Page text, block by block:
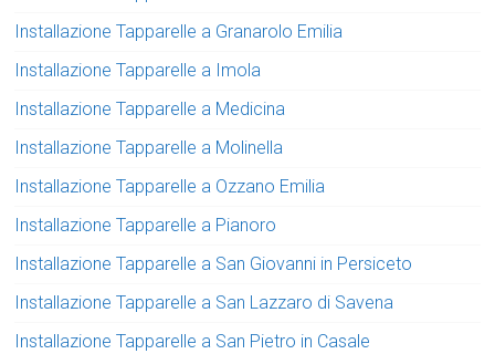
Installazione Tapparelle a Granarolo Emilia
Installazione Tapparelle a Imola
Installazione Tapparelle a Medicina
Installazione Tapparelle a Molinella
Installazione Tapparelle a Ozzano Emilia
Installazione Tapparelle a Pianoro
Installazione Tapparelle a San Giovanni in Persiceto
Installazione Tapparelle a San Lazzaro di Savena
Installazione Tapparelle a San Pietro in Casale